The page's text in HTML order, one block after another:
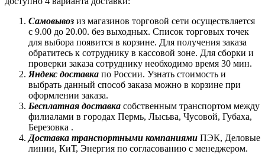
Самовывоз из магазинов торговой сети осуществляется
с 9.00 до 20.00. без выходных. Список торговых точек
для выбора появится в корзине. Для получения заказа
обратитесь к сотруднику в кассовой зоне. Для сборки и
проверки заказа сотруднику необходимо время 30 мин.
Яндекс доставка по России. Узнать стоимость и
выбрать данный способ заказа можно в корзине при
оформлении заказа.
Бесплатная доставка собственным транспортом между
филиалами в городах Пермь, Лысьва, Чусовой, Губаха,
Березовка .
Доставка транспортными компаниями ПЭК, Деловые
линии, КиТ, Энергия по согласованию с менеджером.